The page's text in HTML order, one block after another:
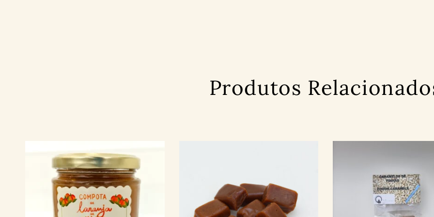
Produtos